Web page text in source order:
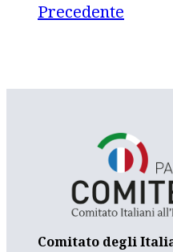
Precedente
Comitato degli